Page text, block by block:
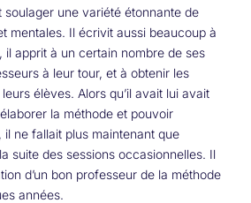
soulager une variété étonnante de
mentales. Il écrivit aussi beaucoup à
il apprit à un certain nombre de ses
à leur tour, et à obtenir les
élèves. Alors qu’il avait lui avait
la méthode et pouvoir
il ne fallait plus maintenant que
suite des sessions occasionnelles. Il
d’un bon professeur de la méthode
années.